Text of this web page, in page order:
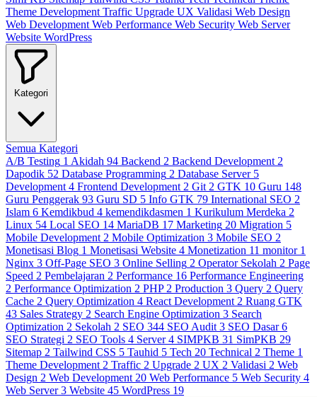
Theme Development Traffic Upgrade UX Validasi Web Design
Web Development Web Performance Web Security Web Server
Website WordPress
Kategori
Semua Kategori
A/B Testing 1 Akidah 94 Backend 2 Backend Development 2
Dapodik 52 Database Programming 2 Database Server 5
Development 4 Frontend Development 2 Git 2 GTK 10 Guru 148
Guru Penggerak 93 Guru SD 5 Info GTK 79 International SEO 2
Islam 6 Kemdikbud 4 kemendikdasmen 1 Kurikulum Merdeka 2
Linux 54 Local SEO 14 MariaDB 17 Marketing 20 Migration 5
Mobile Development 2 Mobile Optimization 3 Mobile SEO 2
Monetisasi Blog 1 Monetisasi Website 4 Monetization 11 monitor 1
Nginx 3 Off-Page SEO 3 Online Selling 2 Operator Sekolah 2 Page
Speed 2 Pembelajaran 2 Performance 16 Performance Engineering
2 Performance Optimization 2 PHP 2 Production 3 Query 2 Query
Cache 2 Query Optimization 4 React Development 2 Ruang GTK
43 Sales Strategy 2 Search Engine Optimization 3 Search
Optimization 2 Sekolah 2 SEO 344 SEO Audit 3 SEO Dasar 6
SEO Strategi 2 SEO Tools 4 Server 4 SIMPKB 31 SimPKB 29
Sitemap 2 Tailwind CSS 5 Tauhid 5 Tech 20 Technical 2 Theme 1
Theme Development 2 Traffic 2 Upgrade 2 UX 2 Validasi 2 Web
Design 2 Web Development 20 Web Performance 5 Web Security 4
Web Server 3 Website 45 WordPress 19